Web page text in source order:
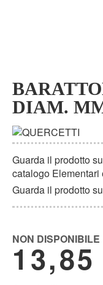
della
galleria
immagini
DIAM.
Guarda il prodotto
catalogo Elementari
Guarda il prodotto
13,85
NON DISPONIBILE